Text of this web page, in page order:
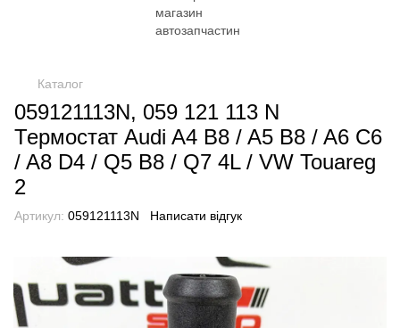
Каталог
059121113N, 059 121 113 N
Термостат Audi A4 B8 / A5 B8 / A6 C6
/ A8 D4 / Q5 B8 / Q7 4L / VW Touareg
2
Артикул: 059121113N Написати відгук